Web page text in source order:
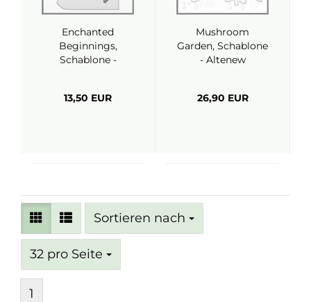
Enchanted
Beginnings,
Schablone -
13,50 EUR
Mushroom
Garden, Schablone
- Altenew
26,90 EUR
Sortieren nach
Sortieren nach
32 pro Seite
pro Seite
1